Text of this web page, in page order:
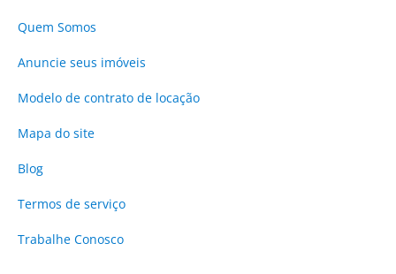
Quem Somos
Anuncie seus imóveis
Modelo de contrato de locação
Mapa do site
Blog
Termos de serviço
Trabalhe Conosco